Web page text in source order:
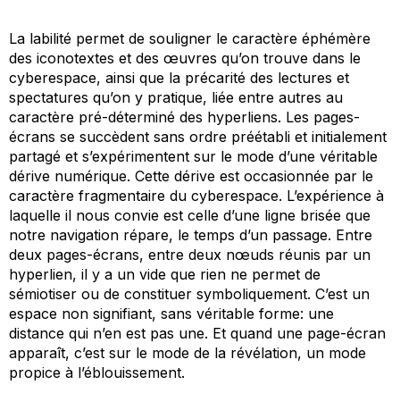
La labilité permet de souligner le caractère éphémère
des iconotextes et des œuvres qu’on trouve dans le
cyberespace, ainsi que la précarité des lectures et
spectatures qu’on y pratique, liée entre autres au
caractère pré-déterminé des hyperliens. Les pages-
écrans se succèdent sans ordre préétabli et initialement
partagé et s’expérimentent sur le mode d’une véritable
dérive numérique. Cette dérive est occasionnée par le
caractère fragmentaire du cyberespace. L’expérience à
laquelle il nous convie est celle d’une ligne brisée que
notre navigation répare, le temps d’un passage. Entre
deux pages-écrans, entre deux nœuds réunis par un
hyperlien, il y a un vide que rien ne permet de
sémiotiser ou de constituer symboliquement. C’est un
espace non signifiant, sans véritable forme: une
distance qui n’en est pas une. Et quand une page-écran
apparaît, c’est sur le mode de la révélation, un mode
propice à l’éblouissement.